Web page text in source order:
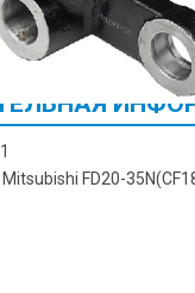
FD20-